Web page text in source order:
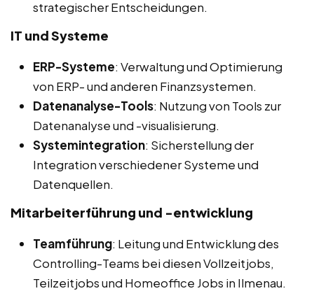
strategischer Entscheidungen.
IT und Systeme
ERP-Systeme: Verwaltung und Optimierung
von ERP- und anderen Finanzsystemen.
Datenanalyse-Tools: Nutzung von Tools zur
Datenanalyse und -visualisierung.
Systemintegration: Sicherstellung der
Integration verschiedener Systeme und
Datenquellen.
Mitarbeiterführung und -entwicklung
Teamführung: Leitung und Entwicklung des
Controlling-Teams bei diesen Vollzeitjobs,
Teilzeitjobs und Homeoffice Jobs in Ilmenau.